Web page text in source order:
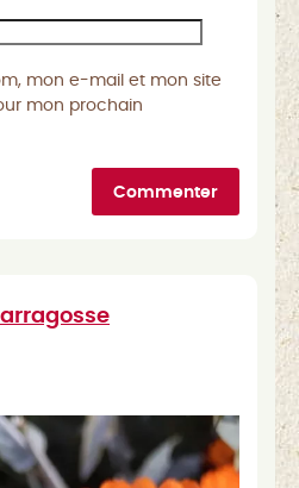
mon e-mail et mon site
mon prochain
Commenter